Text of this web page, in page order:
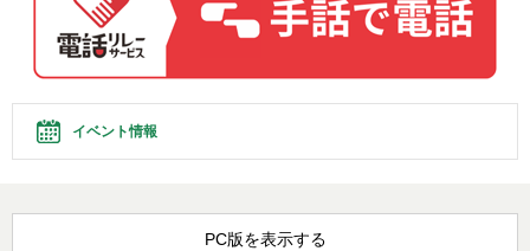
イベント情報
PC版を表示する